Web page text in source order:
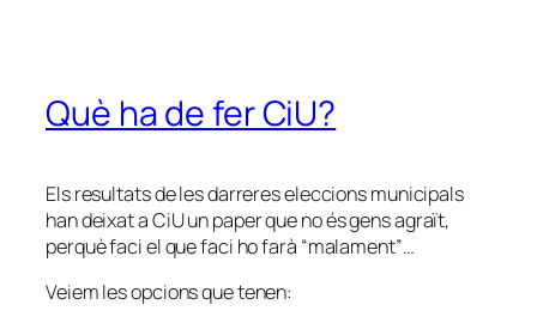
Què ha de fer CiU?
Els resultats de les darreres eleccions municipals
han deixat a CiU un paper que no és gens agraït,
perquè faci el que faci ho farà “malament”…
Veiem les opcions que tenen: